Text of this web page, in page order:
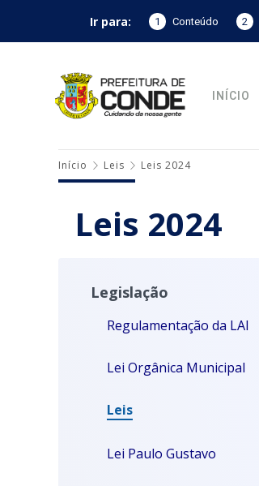
Ir para: 1 Conteúdo 2
INÍCIO
Início Leis Leis 2024
Leis 2024
Legislação
Regulamentação da LAI
Lei Orgânica Municipal
Leis
Lei Paulo Gustavo